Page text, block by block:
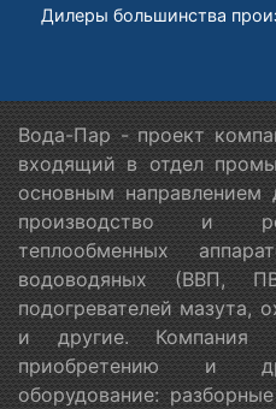
Дилеры большинства
Вода-Пар - проект
входящий в отдел
основным направлением
производство и
теплообменных
водоводяных (ВВП,
подогревателей мазута,
и другие. Компания
приобретению и
оборудование: